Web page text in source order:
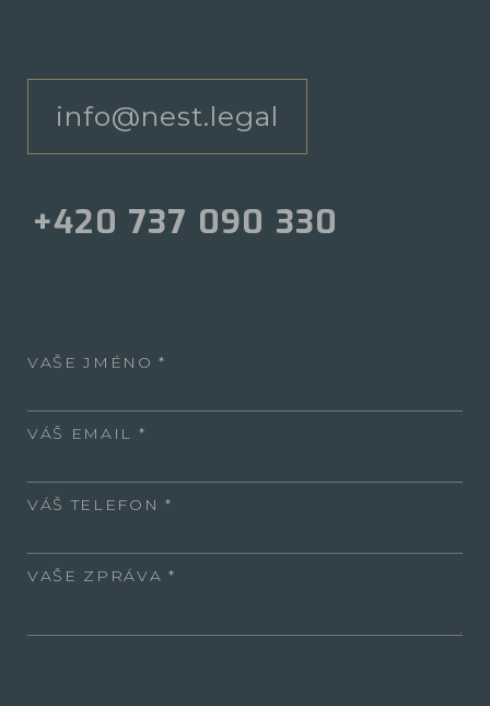
info@nest.legal
+420 737 090 330
VAŠE JMÉNO
VÁŠ EMAIL
VÁŠ TELEFON
VAŠE ZPRÁVA